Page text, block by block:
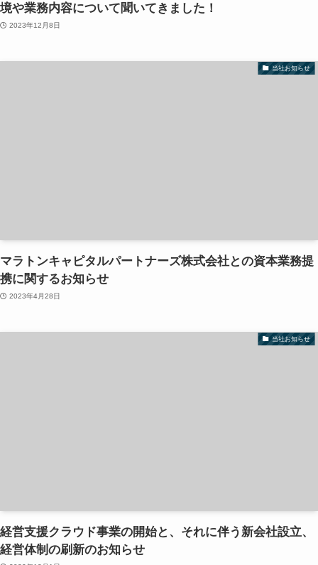
境や業務内容について聞いてきました！
2023年12月8日
当社お知らせ
マラトンキャピタルパートナーズ株式会社との資本業務提
携に関するお知らせ
2023年4月28日
当社お知らせ
経営支援クラウド事業の開始と、それに伴う新会社設立、
経営体制の刷新のお知らせ